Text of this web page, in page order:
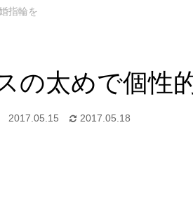
指輪を
の太めで個性
2017.05.15 2017.05.18